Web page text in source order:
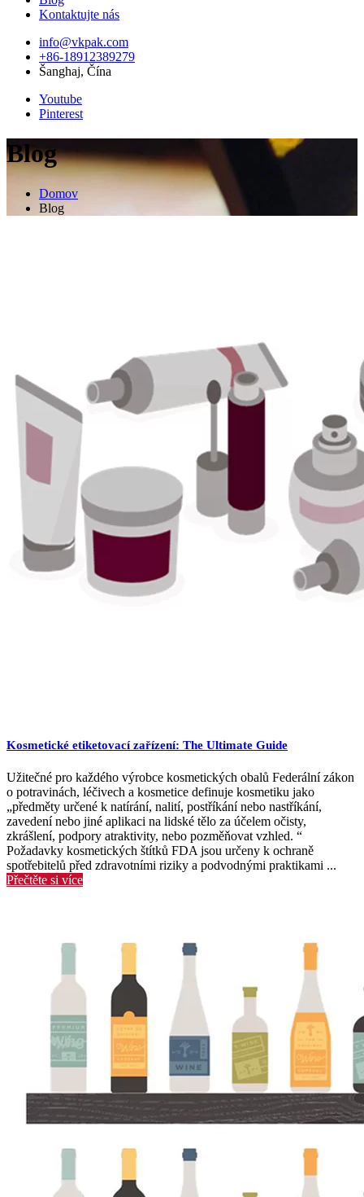
Kontaktujte nás
info@vkpak.com
+86-18912389279
Šanghaj, Čína
Youtube
Pinterest
Blog
Domov
Blog
Kosmetické etiketovací zařízení: The Ultimate Guide
Užitečné pro každého výrobce kosmetických obalů Federální zákon
o potravinách, léčivech a kosmetice definuje kosmetiku jako
„předměty určené k natírání, nalití, postříkání nebo nastříkání,
zavedení nebo jiné aplikaci na lidské tělo za účelem očisty,
zkrášlení, podpory atraktivity, nebo pozměňovat vzhled. “
Požadavky kosmetických štítků FDA jsou určeny k ochraně
spotřebitelů před zdravotními riziky a podvodnými praktikami ...
Přečtěte si více